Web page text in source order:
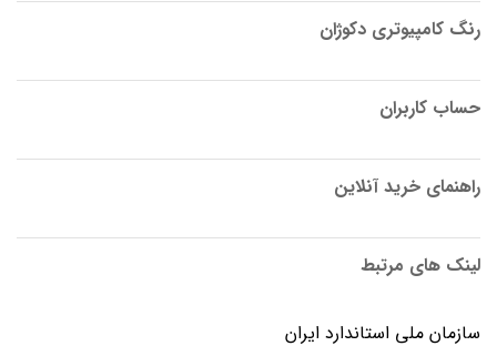
رنگ کامپیوتری دکوژان
حساب کاربران
راهنمای خرید آنلاین
لینک های مرتبط
سازمان ملی استاندارد ایران